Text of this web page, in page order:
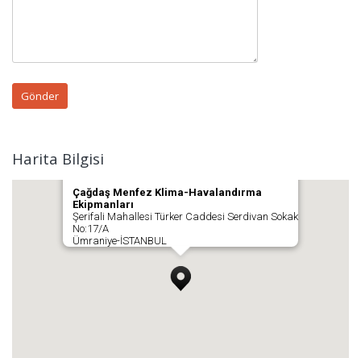
Harita Bilgisi
Çağdaş Menfez Klima-Havalandırma
Ekipmanları
Şerifali Mahallesi Türker Caddesi Serdivan Sokak
No:17/A
Ümraniye-İSTANBUL